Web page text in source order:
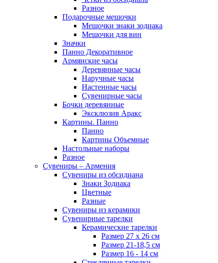
Разное
Подарочные мешочки
Мешочки знаки зодиака
Мешочки для вин
Значки
Панно Декоративное
Армянские часы
Деревянные часы
Наручные часы
Настенные часы
Сувенирные часы
Бочки деревянные
Эксклюзив Аракс
Картины. Панно
Панно
Картины Объемные
Настольные наборы
Разное
Сувениры – Армения
Сувениры из обсидиана
Знаки Зодиака
Цветные
Разные
Сувениры из керамики
Сувенирные тарелки
Керамические тарелки
Размер 27 х 26 см
Размер 21-18,5 см
Размер 16 - 14 см